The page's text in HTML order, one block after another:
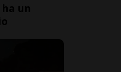
ha un